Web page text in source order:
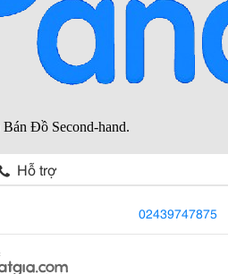
Hỗ trợ
02439747875